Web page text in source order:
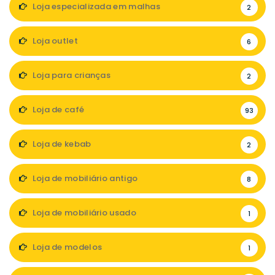
Loja especializada em malhas 2
Loja outlet 6
Loja para crianças 2
Loja de café 93
Loja de kebab 2
Loja de mobiliário antigo 8
Loja de mobiliário usado 1
Loja de modelos 1